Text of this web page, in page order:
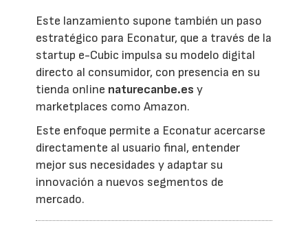
Este lanzamiento supone también un paso
estratégico para Econatur, que a través de la
startup e-Cubic impulsa su modelo digital
directo al consumidor, con presencia en su
tienda online naturecanbe.es y
marketplaces como Amazon.
Este enfoque permite a Econatur acercarse
directamente al usuario final, entender
mejor sus necesidades y adaptar su
innovación a nuevos segmentos de
mercado.